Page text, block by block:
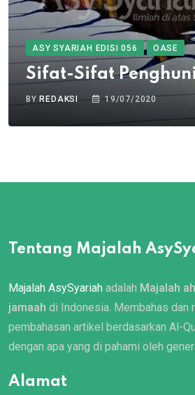
ASY SYARIAH EDISI 056 OASE
Sifat-Sifat
BYREDAKSI 19/07/2020
Tentang Majalah
Majalah AsySyariah adalah Majalah
jamaah di Indonesia. Membahas dan
pembahasan artikel berdasarkan Al-
dengan apa yang di pahami oleh
Alamat